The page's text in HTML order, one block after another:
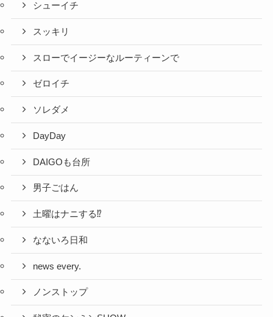
シューイチ
スッキリ
スローでイージーなルーティーンで
ゼロイチ
ソレダメ
DayDay
DAIGOも台所
男子ごはん
土曜はナニする⁉
なないろ日和
news every.
ノンストップ